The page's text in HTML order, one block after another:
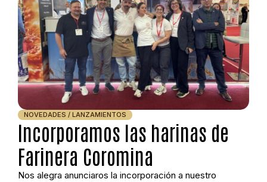
Incorporamos las harinas de
Farinera Coromina
NOVEDADES / LANZAMIENTOS
Nos alegra anunciaros la incorporación a nuestro